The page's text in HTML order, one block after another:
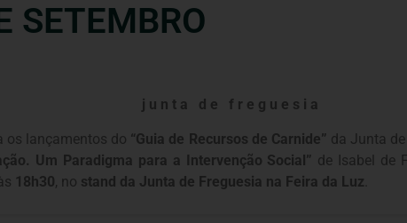
SETEMBRO
j u n t a d e f r e g u e s i a
os lançamentos do “Guia de Recursos de Carnide” da Junta
Um Paradigma para a Intervenção Social” de Isabel de
18h30, no stand da Junta de Freguesia na Feira da Luz